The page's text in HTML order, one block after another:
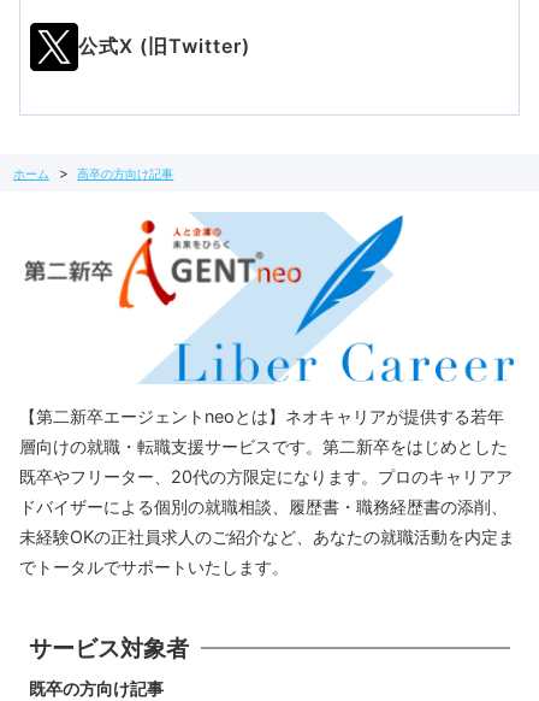
公式X (旧Twitter)
ホーム 高卒の方向け記事
【第二新卒エージェントneoとは】ネオキャリアが提供する若年
層向けの就職・転職支援サービスです。第二新卒をはじめとした
既卒やフリーター、20代の方限定になります。プロのキャリアア
ドバイザーによる個別の就職相談、履歴書・職務経歴書の添削、
未経験OKの正社員求人のご紹介など、あなたの就職活動を内定ま
でトータルでサポートいたします。
サービス対象者
既卒の方向け記事